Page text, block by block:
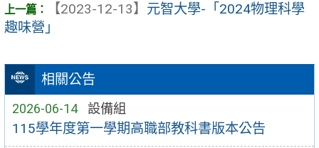
相關公告
2026-06-14 設備組
115學年度第一學期高職部教科書版本公告
【2023-12-13】 元智大學-「2024物理科學
趣味營」